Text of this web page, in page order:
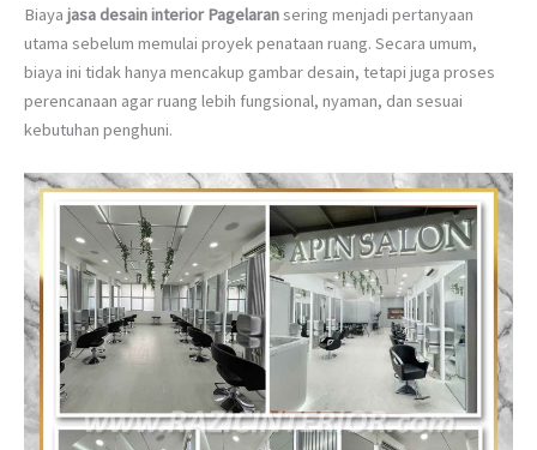
Biaya jasa desain interior Pagelaransering menjadi pertanyaan
utama sebelum memulai proyek penataan ruang. Secara umum,
biaya ini tidak hanya mencakup gambar desain, tetapi juga proses
perencanaan agar ruang lebih fungsional, nyaman, dan sesuai
kebutuhan penghuni.